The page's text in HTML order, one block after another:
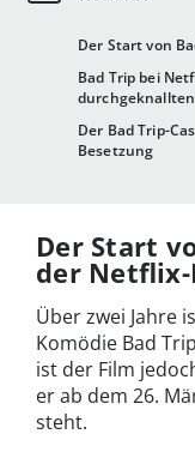
Der Start von
Bad Trip bei
Der Bad Trip-
Besetzung
Der Start
der Netflix-
Über zwei Jahre
Komödie Bad
ist der Film
er ab dem 26.
steht.